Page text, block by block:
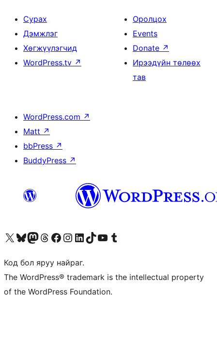
Сурах
Дэмжлэг
Хөгжүүлэгчид
WordPress.tv ↗
Оролцох
Events
Donate ↗
Ирээдүйн төлөөх
тав
WordPress.com ↗
Matt ↗
bbPress ↗
BuddyPress ↗
Visit our X (formerly Twitter) account
Visit our Bluesky account
Visit our Mastodon account
Visit our Threads account
Манай фэйсбүүк хуудсаар зочилно ууМанай Instagram хаягаар зочилно уу Манай LinkedIn хаягаар зочилно ууVisit our TikTok account
Манай YouTube сувгаар зочилно уу Visit our Tumblr account
Код бол яруу найраг.
The WordPress® trademark is the intellectual property
of the WordPress Foundation.